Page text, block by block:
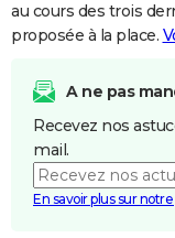
au cours des trois
proposée à la place.
A ne pas
Recevez nos
mail.
En savoir plus sur